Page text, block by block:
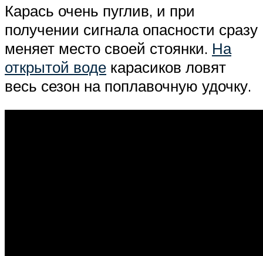
Карась очень пуглив, и при
получении сигнала опасности сразу
меняет место своей стоянки. На
открытой воде карасиков ловят
весь сезон на поплавочную удочку.